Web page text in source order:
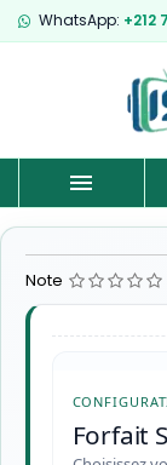
WhatsApp: +212

Note
Forfait